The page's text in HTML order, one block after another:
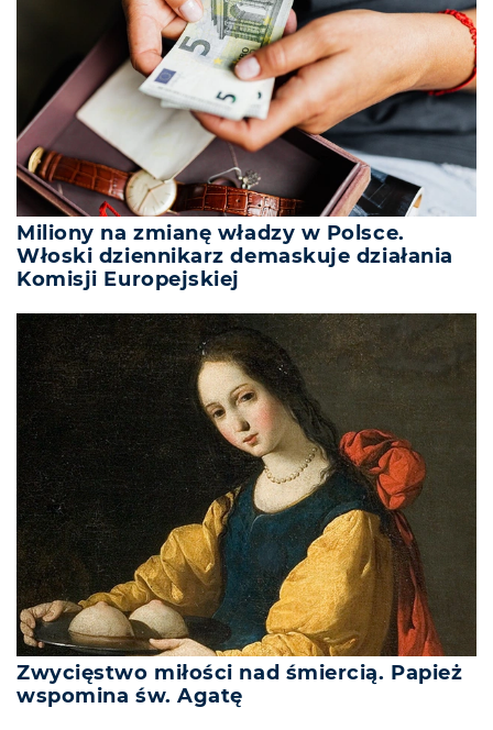
Miliony na zmianę władzy w Polsce.
Włoski dziennikarz demaskuje działania
Komisji Europejskiej
Zwycięstwo miłości nad śmiercią. Papież
wspomina św. Agatę